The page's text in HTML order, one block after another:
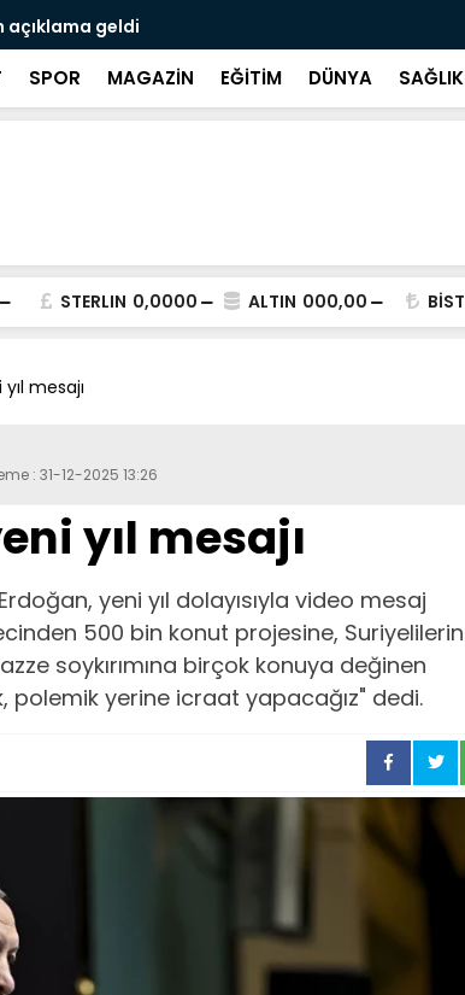
açıklama geldi
SPOR MAGAZİN EĞİTİM DÜNYA SAĞLIK
STERLIN 0,0000 ALTIN 000,00 BİST
mesajı
: 31-12-2025 13:26
yıl mesajı
yeni yıl dolayısıyla video mesaj
500 bin konut projesine, Suriyelilerin
soykırımına birçok konuya değinen
polemik yerine icraat yapacağız" dedi.